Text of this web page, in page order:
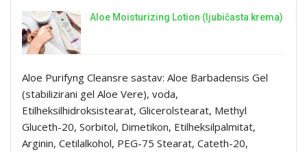
Aloe Moisturizing Lotion (ljubičasta krema)
Aloe Purifyng Cleansre sastav: Aloe Barbadensis Gel
(stabilizirani gel Aloe Vere), voda,
Etilheksilhidroksistearat, Glicerolstearat, Methyl
Gluceth-20, Sorbitol, Dimetikon, Etilheksilpalmitat,
Arginin, Cetilalkohol, PEG-75 Stearat, Cateth-20,